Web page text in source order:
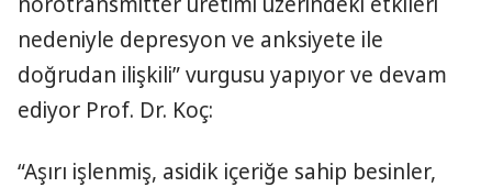
nedeniyle depresyon ve anksiyete ile
doğrudan ilişkili” vurgusu yapıyor ve devam
ediyor Prof. Dr. Koç:
“Aşırı işlenmiş, asidik içeriğe sahip besinler,